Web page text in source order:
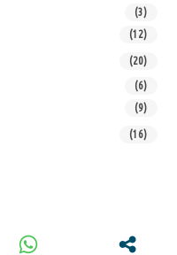
(3)
(12)
(20)
(6)
(9)
(16)